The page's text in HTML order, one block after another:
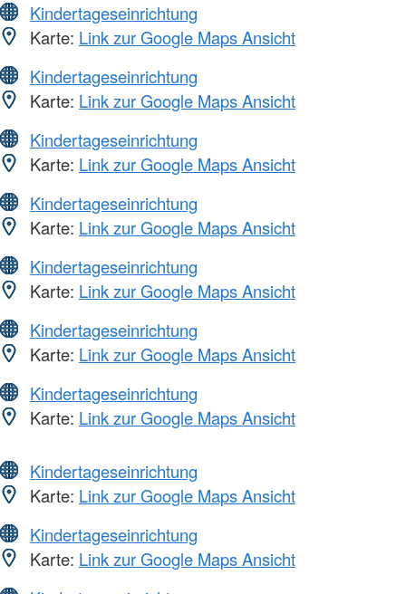
Kindertageseinrichtung
Karte: Link zur Google Maps Ansicht
Kindertageseinrichtung
Karte: Link zur Google Maps Ansicht
Kindertageseinrichtung
Karte: Link zur Google Maps Ansicht
Kindertageseinrichtung
Karte: Link zur Google Maps Ansicht
Kindertageseinrichtung
Karte: Link zur Google Maps Ansicht
Kindertageseinrichtung
Karte: Link zur Google Maps Ansicht
Kindertageseinrichtung
Karte: Link zur Google Maps Ansicht
Kindertageseinrichtung
Karte: Link zur Google Maps Ansicht
Kindertageseinrichtung
Karte: Link zur Google Maps Ansicht